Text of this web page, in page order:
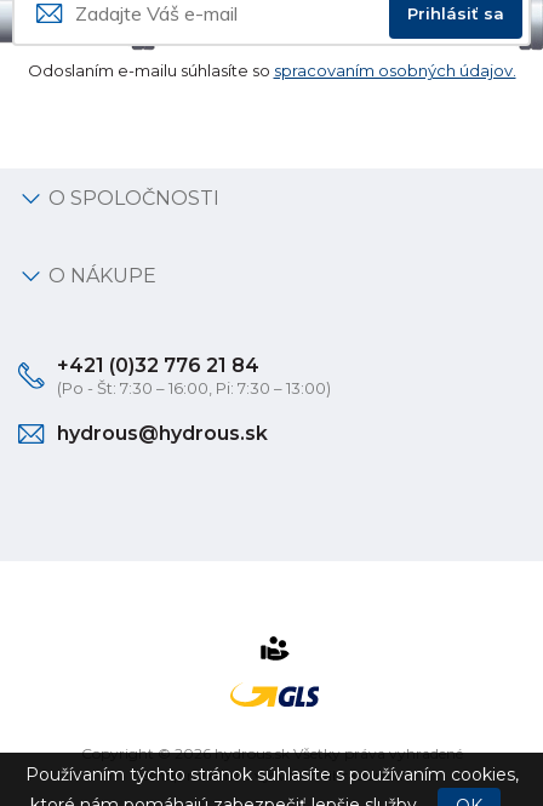
Prihlásiť sa
Odoslaním e-mailu súhlasíte so spracovaním osobných údajov.
O SPOLOČNOSTI
O NÁKUPE
+421 (0)32 776 21 84
(Po - Št: 7:30 – 16:00, Pi: 7:30 – 13:00)
hydrous@hydrous.sk
Copyright © 2026 hydrous.sk Všetky práva vyhradené
eshop na mieruvytvorilovibration.sk
Používaním týchto stránok súhlasíte s používaním cookies,